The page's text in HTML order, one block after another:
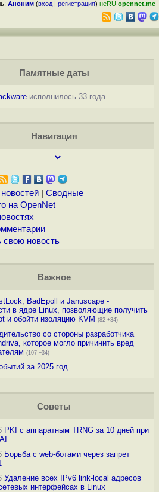
Аноним (вход | регистрация) неRU opennet.me
Памятные даты
исполнилось 33 года
Навигация
| Сводные
на OpenNet
свою новость
Важное
BadEpoll и Januscape -
в ядре Linux, позволяющие получить
и обойти изоляцию KVM (82 +34)
со стороны разработчика
которое могло причинить вред
(107 +34)
за 2025 год
Советы
PKI с аппаратным TRNG за 10 дней при
Борьба с web-ботами через запрет
Удаление всех IPv6 link-local адресов
интерфейсах в Linux